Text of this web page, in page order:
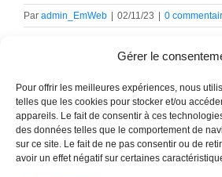
Gérer le
Pour offrir les meilleures expériences, nous
telles que les cookies pour stocker et/ou
appareils. Le fait de consentir à ces
des données telles que le comportement de
sur ce site. Le fait de ne pas consentir ou de
avoir un effet négatif sur certaines
Par admin_EmWeb | 02/11/23 | 0